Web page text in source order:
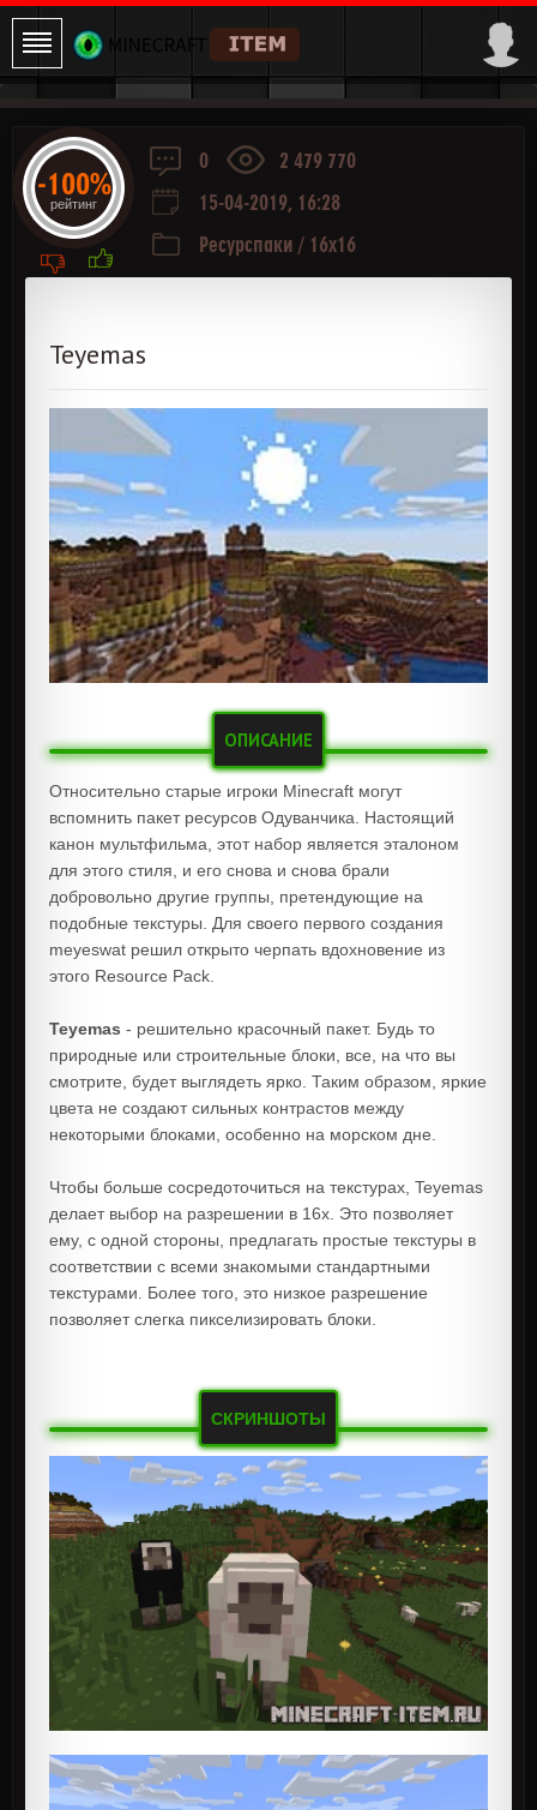
0
2 479 770
15-04-2019, 16:28
Ресурспаки / 16x16
Teyemas
ОПИСАНИЕ
Относительно старые игроки Minecraft могут
вспомнить пакет ресурсов Одуванчика. Настоящий
канон мультфильма, этот набор является эталоном
для этого стиля, и его снова и снова брали
добровольно другие группы, претендующие на
подобные текстуры. Для своего первого создания
meyeswat решил открыто черпать вдохновение из
этого Resource Pack.
Teyemas - решительно красочный пакет. Будь то
природные или строительные блоки, все, на что вы
смотрите, будет выглядеть ярко. Таким образом, яркие
цвета не создают сильных контрастов между
некоторыми блоками, особенно на морском дне.
Чтобы больше сосредоточиться на текстурах, Teyemas
делает выбор на разрешении в 16x. Это позволяет
ему, с одной стороны, предлагать простые текстуры в
соответствии с всеми знакомыми стандартными
текстурами. Более того, это низкое разрешение
позволяет слегка пикселизировать блоки.
СКРИНШОТЫ
-100%
рейтинг